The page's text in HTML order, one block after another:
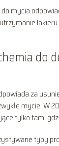
mycia
do
za
mycie. W
tylko tam,
typy